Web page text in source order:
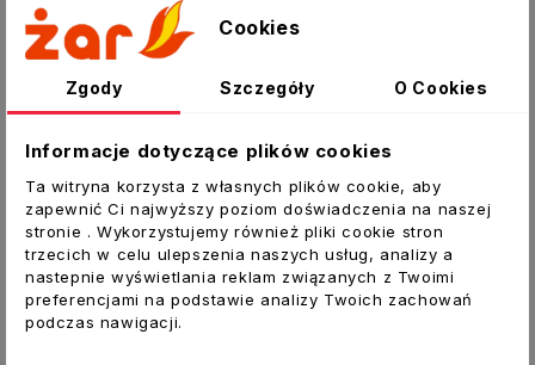
Kratka wentylacyjna z siatką i kołnierzem
okrągłym
Do wentylacji nawiewno-wywiewnej
pomieszczeń
Do montażu ściennego
Jako element systemu wentylacyjnego lub
kratka grawitacyjna
Dane techniczne:
Typ:Kratka wentylacyjna z kołnierzem
okrągłym
Cookies
Zgody Szczegóły O Cookies
Informacje dotyczące plików cookies
Ta witryna korzysta z własnych plików cookie, aby
zapewnić Ci najwyższy poziom doświadczenia na naszej
stronie . Wykorzystujemy również pliki cookie stron
trzecich w celu ulepszenia naszych usług, analizy a
nastepnie wyświetlania reklam związanych z Twoimi
preferencjami na podstawie analizy Twoich zachowań
podczas nawigacji.